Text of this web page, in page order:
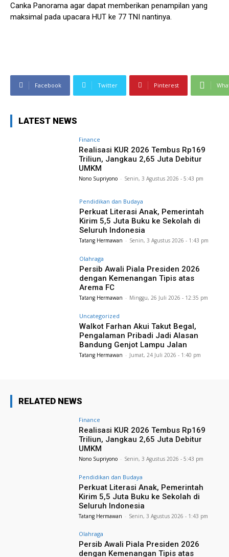
Canka Panorama agar dapat memberikan penampilan yang
maksimal pada upacara HUT ke 77 TNI nantinya.
Facebook Twitter Pinterest
LATEST NEWS
Finance
Realisasi KUR 2026 Tembus Rp169
Triliun, Jangkau 2,65 Juta Debitur
UMKM
Nono Supriyono - Senin, 3 Agustus 2026 - 5:43 pm
Pendidikan dan Budaya
Perkuat Literasi Anak, Pemerintah
Kirim 5,5 Juta Buku ke Sekolah di
Seluruh Indonesia
Tatang Hermawan - Senin, 3 Agustus 2026 - 1:43 pm
Olahraga
Persib Awali Piala Presiden 2026
dengan Kemenangan Tipis atas
Arema FC
Tatang Hermawan - Minggu, 26 Juli 2026 - 12:35 pm
Uncategorized
Walkot Farhan Akui Takut Begal,
Pengalaman Pribadi Jadi Alasan
Bandung Genjot Lampu Jalan
Tatang Hermawan - Jumat, 24 Juli 2026 - 1:40 pm
RELATED NEWS
Finance
Realisasi KUR 2026 Tembus Rp169
Triliun, Jangkau 2,65 Juta Debitur
UMKM
Nono Supriyono - Senin, 3 Agustus 2026 - 5:43 pm
Pendidikan dan Budaya
Perkuat Literasi Anak, Pemerintah
Kirim 5,5 Juta Buku ke Sekolah di
Seluruh Indonesia
Tatang Hermawan - Senin, 3 Agustus 2026 - 1:43 pm
Olahraga
Persib Awali Piala Presiden 2026
dengan Kemenangan Tipis atas